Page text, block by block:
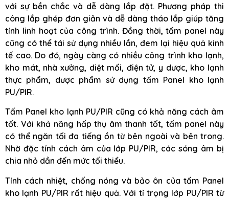
với sự bền chắc và dễ dàng lắp đặt. Phương pháp thi
công lắp ghép đơn giản và dễ dàng tháo lắp giúp tăng
tính linh hoạt của công trình. Đồng thời, tấm panel này
cũng có thể tái sử dụng nhiều lần, đem lại hiệu quả kinh
tế cao. Do đó, ngày càng có nhiều công trình kho lạnh,
kho mát, nhà xưởng, diệt mối, điện tử, y dược, kho lạnh
thực phẩm, dược phẩm sử dụng tấm Panel kho lạnh
PU/PIR.
Tấm Panel kho lạnh PU/PIR cũng có khả năng cách âm
tốt. Với khả năng hấp thụ âm thanh tốt, tấm panel này
có thể ngăn tối đa tiếng ồn từ bên ngoài và bên trong.
Nhờ đặc tính cách âm của lớp PU/PIR, các sóng âm bị
chia nhỏ dần đến mức tối thiểu.
Tính cách nhiệt, chống nóng và bảo ôn của tấm Panel
kho lạnh PU/PIR rất hiệu quả. Với tỉ trọng lớp PU/PIR từ